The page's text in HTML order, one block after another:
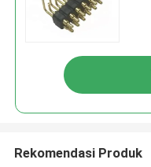
Rekomendasi Produk